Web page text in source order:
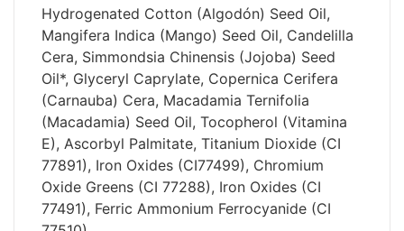
Hydrogenated Cotton (Algodón) Seed Oil,
Mangifera Indica (Mango) Seed Oil, Candelilla
Cera, Simmondsia Chinensis (Jojoba) Seed
Oil*, Glyceryl Caprylate, Copernica Cerifera
(Carnauba) Cera, Macadamia Ternifolia
(Macadamia) Seed Oil, Tocopherol (Vitamina
E), Ascorbyl Palmitate, Titanium Dioxide (CI
77891), Iron Oxides (CI77499), Chromium
Oxide Greens (CI 77288), Iron Oxides (CI
77491), Ferric Ammonium Ferrocyanide (CI